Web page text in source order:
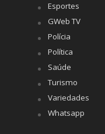
Esportes
GWeb TV
Polícia
Política
Saúde
Turismo
Variedades
Whatsapp